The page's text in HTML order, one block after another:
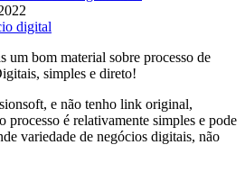
digital
um bom material sobre processo de
simples e direto!
e não tenho link original,
processo é relativamente simples e pode
variedade de negócios digitais, não